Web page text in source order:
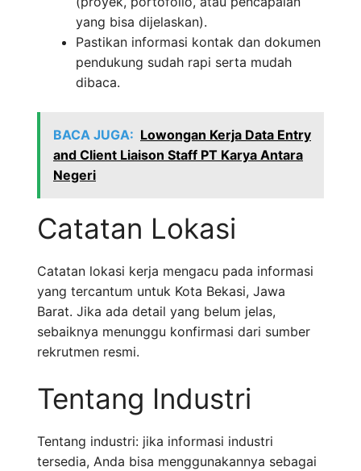
yang bisa dijelaskan).
Pastikan informasi kontak dan dokumen
pendukung sudah rapi serta mudah
dibaca.
BACA JUGA: Lowongan Kerja Data Entry
and Client Liaison Staff PT Karya Antara
Negeri
Catatan Lokasi
Catatan lokasi kerja mengacu pada informasi
yang tercantum untuk Kota Bekasi, Jawa
Barat. Jika ada detail yang belum jelas,
sebaiknya menunggu konfirmasi dari sumber
rekrutmen resmi.
Tentang Industri
Tentang industri: jika informasi industri
tersedia, Anda bisa menggunakannya sebagai